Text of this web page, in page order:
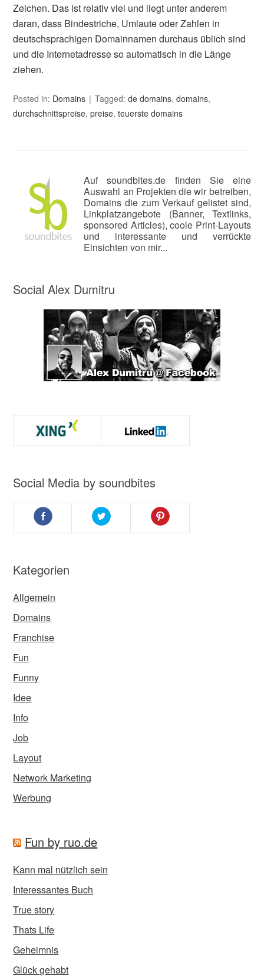
Zeichen. Das ist relativ viel und liegt unter anderem
daran, dass Bindestriche, Umlaute oder Zahlen in
deutschsprachigen Domainnamen durchaus üblich sind
und die Internetadresse so automatisch in die Länge
ziehen.
Posted in: Domains Tagged:de domains,domains,
durchschnittspreise,preise,teuerste domains
Auf soundbites.de finden Sie eine
Auswahl an Projekten die wir betreiben,
Domains die zum Verkauf gelistet sind,
Linkplatzangebote (Banner, Textlinks,
sponsored Articles), coole Print-Layouts
und interessante und verrückte
Einsichten von mir...
Social Alex Dumitru
Social Media by soundbites
Kategorien
Allgemein
Domains
Franchise
Fun
Funny
Idee
Info
Job
Layout
Network Marketing
Werbung
Fun by ruo.de
Kann mal nützlich sein
Interessantes Buch
True story
Thats Life
Geheimnis
Glück gehabt